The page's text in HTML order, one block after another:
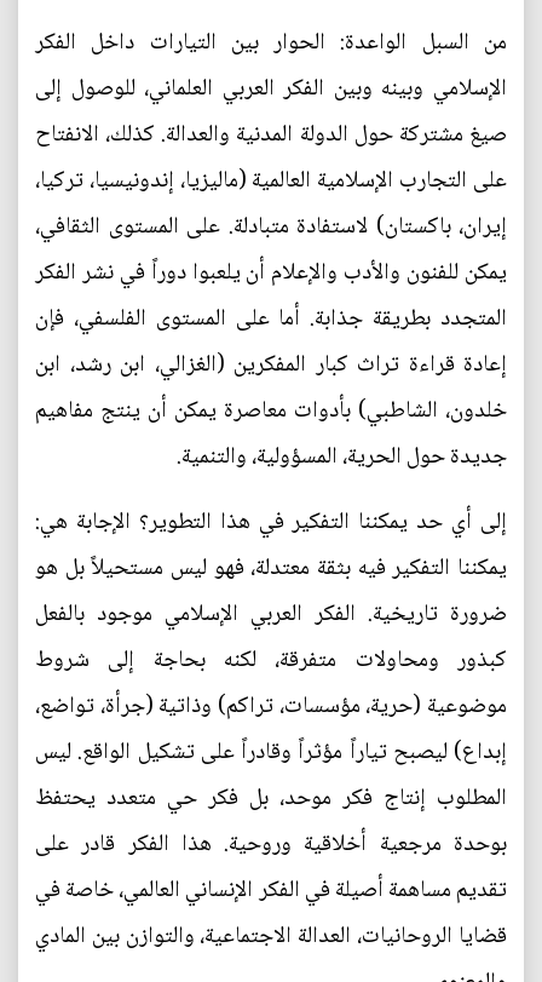
من السبل الواعدة: الحوار بين التيارات داخل الفكر
الإسلامي وبينه وبين الفكر العربي العلماني، للوصول إلى
صيغ مشتركة حول الدولة المدنية والعدالة. كذلك، الانفتاح
على التجارب الإسلامية العالمية (ماليزيا، إندونيسيا، تركيا،
إيران، باكستان) لاستفادة متبادلة. على المستوى الثقافي،
يمكن للفنون والأدب والإعلام أن يلعبوا دوراً في نشر الفكر
المتجدد بطريقة جذابة. أما على المستوى الفلسفي، فإن
إعادة قراءة تراث كبار المفكرين (الغزالي، ابن رشد، ابن
خلدون، الشاطبي) بأدوات معاصرة يمكن أن ينتج مفاهيم
جديدة حول الحرية، المسؤولية، والتنمية.
إلى أي حد يمكننا التفكير في هذا التطوير؟ الإجابة هي:
يمكننا التفكير فيه بثقة معتدلة، فهو ليس مستحيلاً بل هو
ضرورة تاريخية. الفكر العربي الإسلامي موجود بالفعل
كبذور ومحاولات متفرقة، لكنه بحاجة إلى شروط
موضوعية (حرية، مؤسسات، تراكم) وذاتية (جرأة، تواضع،
إبداع) ليصبح تياراً مؤثراً وقادراً على تشكيل الواقع. ليس
المطلوب إنتاج فكر موحد، بل فكر حي متعدد يحتفظ
بوحدة مرجعية أخلاقية وروحية. هذا الفكر قادر على
تقديم مساهمة أصيلة في الفكر الإنساني العالمي، خاصة في
قضايا الروحانيات، العدالة الاجتماعية، والتوازن بين المادي